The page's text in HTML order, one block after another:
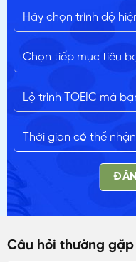
Câu hỏi thường gặp